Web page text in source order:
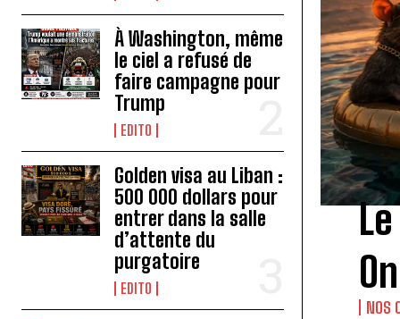
À Washington, même
le ciel a refusé de
faire campagne pour
Trump
EDITO
Golden visa au Liban :
500 000 dollars pour
entrer dans la salle
d’attente du
purgatoire
EDITO
NOS